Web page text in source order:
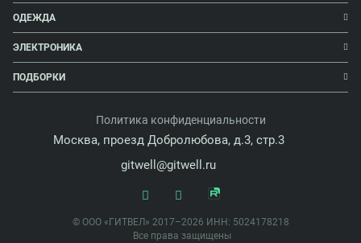
ОДЕЖДА
ЭЛЕКТРОНИКА
ПОДБОРКИ
Политика конфиденциальности
Москва, проезд Добролюбова, д.3, стр.3
gitwell@gitwell.ru
© ООО «ГИТВЕЛ» 2017–2026 ИНН: 5024178218
Все права защищены